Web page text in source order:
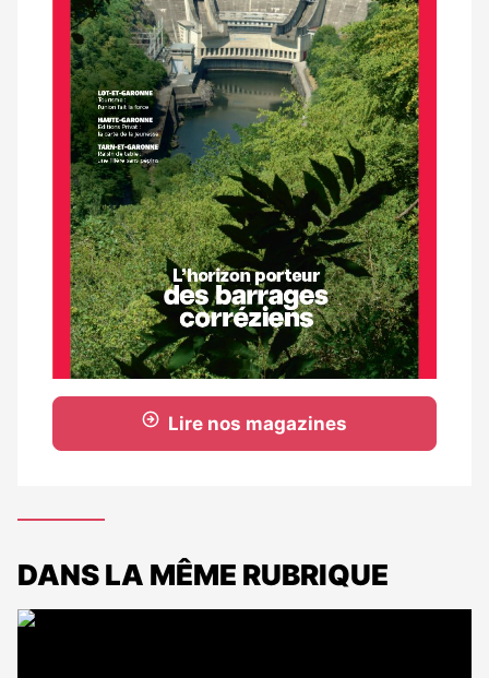
Lire nos magazines
DANS LA MÊME RUBRIQUE